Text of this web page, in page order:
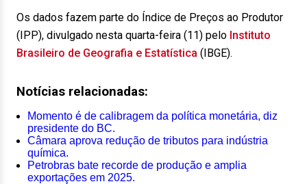
Os dados fazem parte do Índice de Preços ao Produtor
(IPP), divulgado nesta quarta-feira (11) pelo Instituto
Brasileiro de Geografia e Estatística (IBGE).
Notícias relacionadas:
Momento é de calibragem da política monetária, diz
presidente do BC.
Câmara aprova redução de tributos para indústria
química.
Petrobras bate recorde de produção e amplia
exportações em 2025.